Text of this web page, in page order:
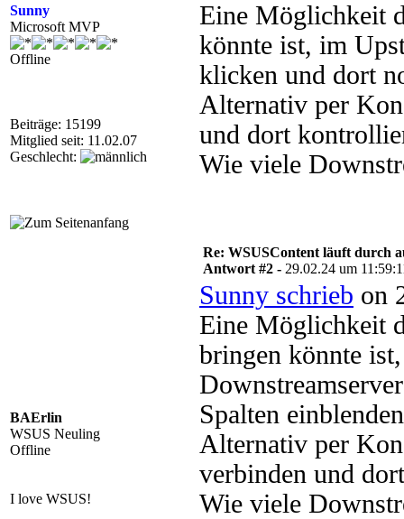
Sunny
Microsoft MVP
Offline
Beiträge: 15199
Mitglied seit: 11.02.07
Geschlecht:
Eine Möglichkeit
könnte ist, im
klicken und dort
Alternativ per
und dort
Wie viele
BAErlin
WSUS Neuling
Offline
I love WSUS!
Re: WSUSContent läuft durch
Antwort #2 - 29.02.24 um
Sunny schrieb on
Eine Möglichkeit
bringen könnte
Spalten
Alternativ per
verbinden und
Wie viele